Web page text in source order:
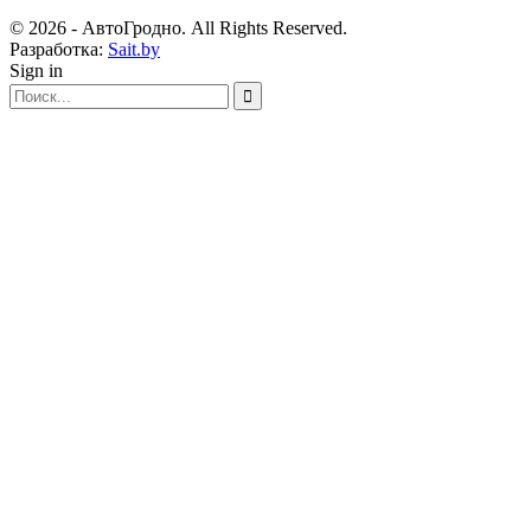
© 2026 - АвтоГродно. All Rights Reserved.
Разработка: Sait.by
Sign in